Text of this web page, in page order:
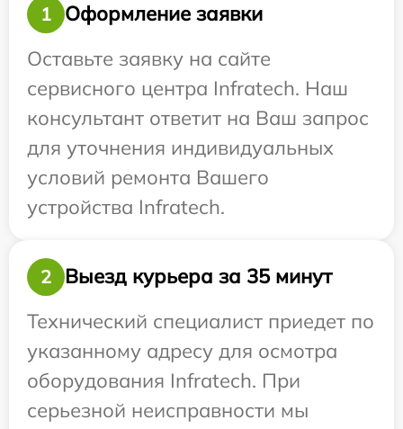
1
Оформление заявки
Оставьте заявку на сайте
сервисного центра Infratech. Наш
консультант ответит на Ваш запрос
для уточнения индивидуальных
условий ремонта Вашего
устройства Infratech.
2
Выезд курьера за 35 минут
Технический специалист приедет по
указанному адресу для осмотра
оборудования Infratech. При
серьезной неисправности мы